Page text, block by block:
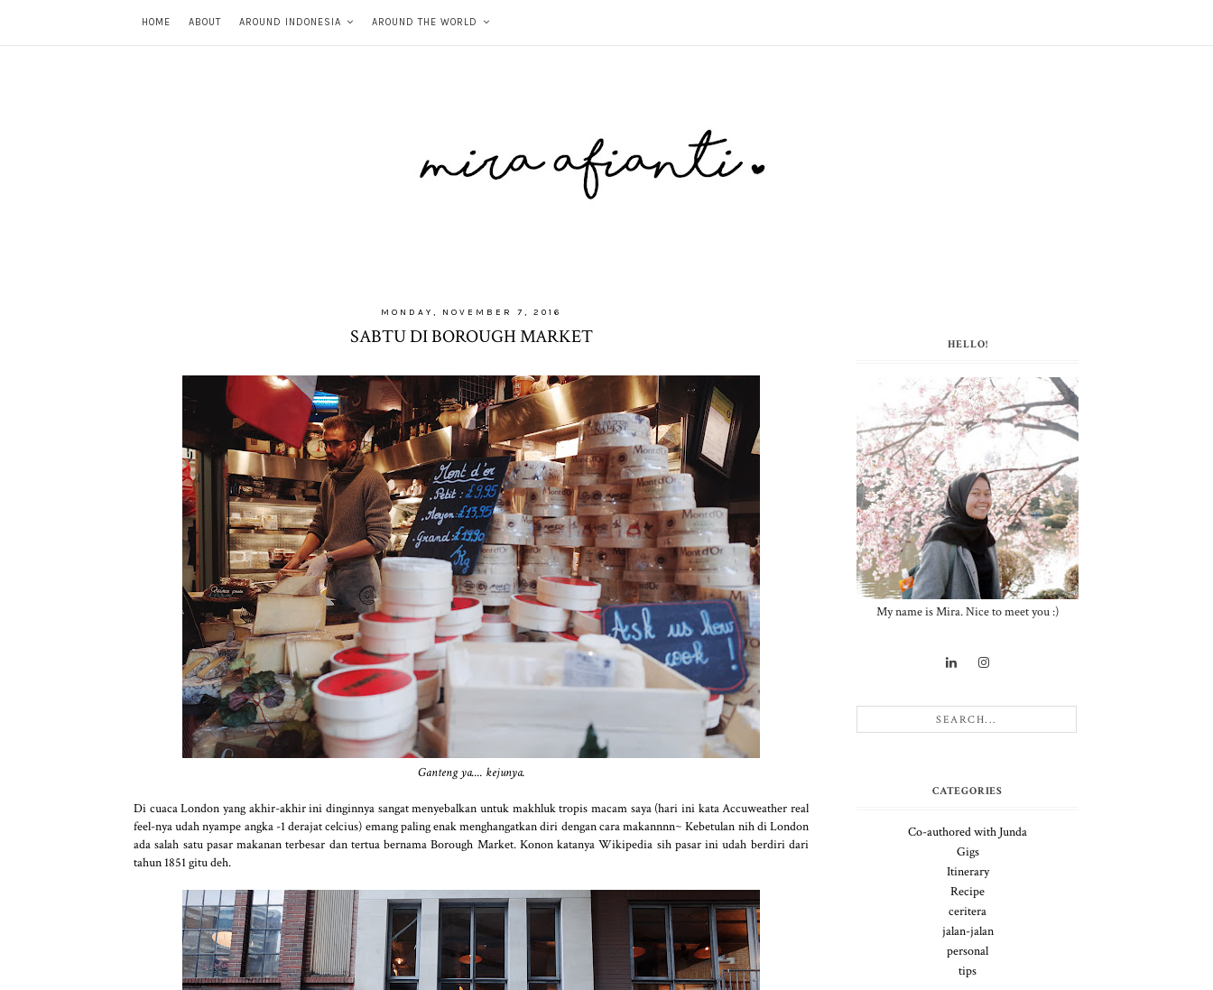
HOME ABOUT AROUND INDONESIA AROUND THE WORLD
MONDAY, NOVEMBER 7, 2016
SABTU DI BOROUGH MARKET
Ganteng ya.... kejunya.
Di cuaca London yang akhir-akhir ini dinginnya sangat menyebalkan untuk makhluk tropis macam saya (hari ini kata Accuweather real
feel-nya udah nyampe angka -1 derajat celcius) emang paling enak menghangatkan diri dengan cara makannnn~ Kebetulan nih di London
ada salah satu pasar makanan terbesar dan tertua bernama Borough Market. Konon katanya Wikipedia sih pasar ini udah berdiri dari
tahun 1851 gitu deh.
HELLO!
My name is Mira. Nice to meet you :)
CATEGORIES
Co-authored with Junda
Gigs
Itinerary
Recipe
ceritera
jalan-jalan
personal
tips